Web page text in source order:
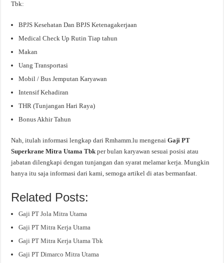
Tbk:
BPJS Kesehatan Dan BPJS Ketenagakerjaan
Medical Check Up Rutin Tiap tahun
Makan
Uang Transportasi
Mobil / Bus Jemputan Karyawan
Intensif Kehadiran
THR (Tunjangan Hari Raya)
Bonus Akhir Tahun
Nah, itulah informasi lengkap dari Rmhamm.lu mengenaiGaji PT
Superkrane Mitra Utama Tbkper bulan karyawan sesuai posisi atau
jabatan dilengkapi dengan tunjangan dan syarat melamar kerja. Mungkin
hanya itu saja informasi dari kami, semoga artikel di atas bermanfaat.
Related Posts:
Gaji PT Jola Mitra Utama
Gaji PT Mitra Kerja Utama
Gaji PT Mitra Kerja Utama Tbk
Gaji PT Dimarco Mitra Utama